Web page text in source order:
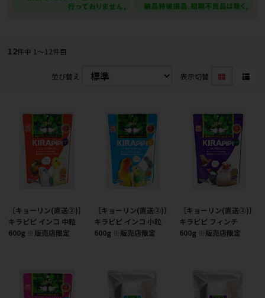
12件中 1〜12件目
並び替え 表示切替
［キョーリン(直送②)］
キラピピ インコ 中粒
600g ※販売店限定
［キョーリン(直送②)］
キラピピ インコ 小粒
600g ※販売店限定
［キョーリン(直送②)］
キラピピ フィンチ
600g ※販売店限定